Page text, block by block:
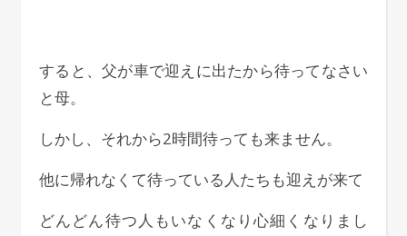
すると、父が車で迎えに出たから待ってなさい
と母。
しかし、それから2時間待っても来ません。
他に帰れなくて待っている人たちも迎えが来て
どんどん待つ人もいなくなり心細くなりまし